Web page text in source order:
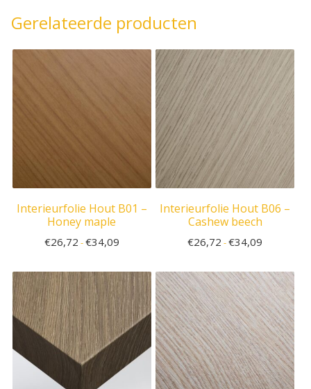
Gerelateerde producten
Interieurfolie Hout B01 –
Honey maple
€26,72 -€34,09
Interieurfolie Hout B06 –
Cashew beech
€26,72 -€34,09